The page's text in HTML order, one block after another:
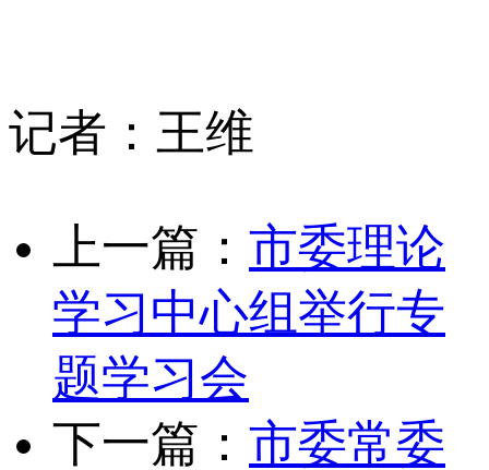
记者：王维
上一篇： 市委理论
学习中心组举行专
题学习会
下一篇： 市委常委